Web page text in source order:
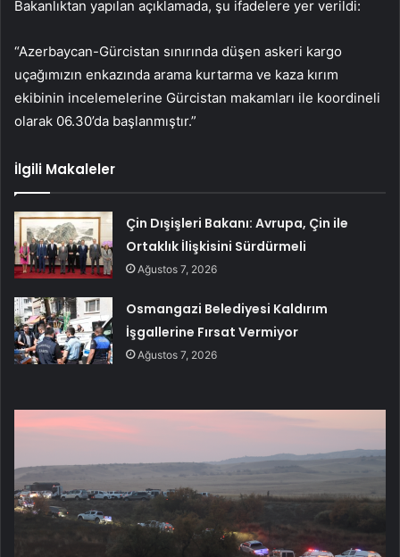
Bakanlıktan yapılan açıklamada, şu ifadelere yer verildi:
“Azerbaycan-Gürcistan sınırında düşen askeri kargo
uçağımızın enkazında arama kurtarma ve kaza kırım
ekibinin incelemelerine Gürcistan makamları ile koordineli
olarak 06.30’da başlanmıştır.”
İlgili Makaleler
Çin Dışişleri Bakanı: Avrupa, Çin ile
Ortaklık İlişkisini Sürdürmeli
Ağustos 7, 2026
Osmangazi Belediyesi Kaldırım
İşgallerine Fırsat Vermiyor
Ağustos 7, 2026